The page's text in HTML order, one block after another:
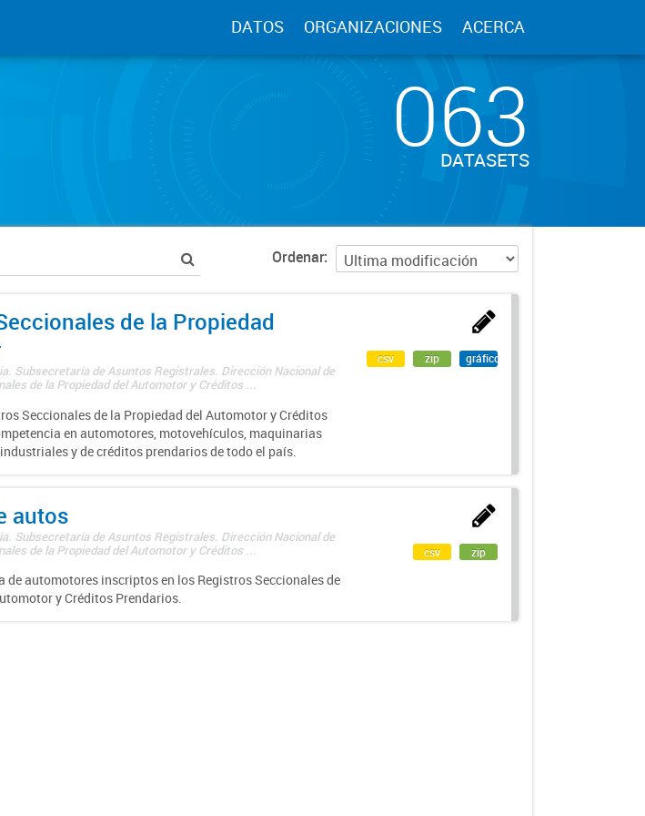
DATOS ORGANIZACIONES ACERCA
063
DATASETS
Ordenar
de la Propiedad
Subsecretaría de Asuntos Registrales. Dirección Nacional de
de la Propiedad del Automotor y Créditos ...
Seccionales de la Propiedad del Automotor y Créditos
en automotores, motovehículos, maquinarias
y de créditos prendarios de todo el país.
csv zip gráfico
autos
Subsecretaría de Asuntos Registrales. Dirección Nacional de
de la Propiedad del Automotor y Créditos ...
de automotores inscriptos en los Registros Seccionales de
y Créditos Prendarios.
csv zip